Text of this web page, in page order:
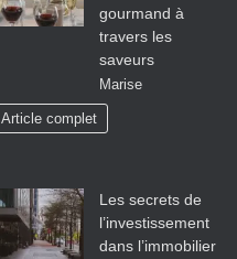
gourmand à
travers les
saveurs
Marise
Article complet
Les secrets de
l’investissement
dans l’immobilier